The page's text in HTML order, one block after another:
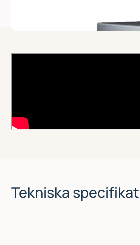
Tekniska